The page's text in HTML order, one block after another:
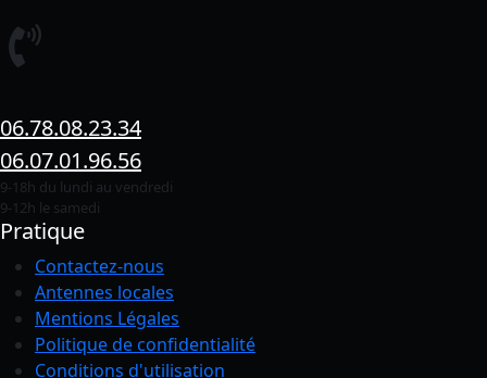
06.78.08.23.34
06.07.01.96.56
9-18h du lundi au vendredi
9-12h le samedi
Pratique
Contactez-nous
Antennes locales
Mentions Légales
Politique de confidentialité
Conditions d'utilisation